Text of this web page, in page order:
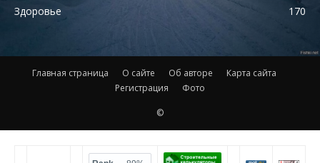
Здоровье
170
Главная страница О сайте Об авторе
Карта сайта
Регистрация
Фото
©